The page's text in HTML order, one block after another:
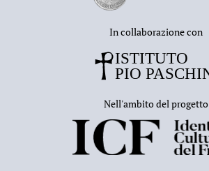
In collaborazione con
Nell'ambito del progetto